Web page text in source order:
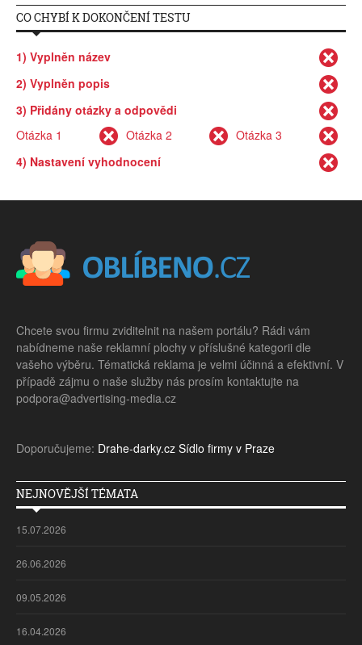
CO CHYBÍ K DOKONČENÍ TESTU
1) Vyplněn název
2) Vyplněn popis
3) Přidány otázky a odpovědi
Otázka 1 Otázka 2 Otázka 3
4) Nastavení vyhodnocení
Chcete svou firmu zviditelnit na našem portálu? Rádi vám
nabídneme naše reklamní plochy v příslušné kategorii dle
vašeho výběru. Tématická reklama je velmi účinná a efektivní. V
případě zájmu o naše služby nás prosím kontaktujte na
podpora@advertising-media.cz
Doporučujeme: Drahe-darky.cz Sídlo firmy v Praze
NEJNOVĚJŠÍ TÉMATA
15.07.2026
26.06.2026
09.05.2026
16.04.2026